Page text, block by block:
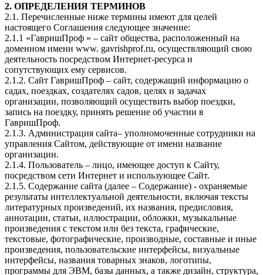
2. ОПРЕДЕЛЕНИЯ ТЕРМИНОВ
2.1. Перечисленные ниже термины имеют для целей
настоящего Соглашения следующее значение:
2.1.1 «ГавришПроф » – сайт общества, расположенный на
доменном имени www. gavrishprof.ru, осуществляющий свою
деятельность посредством Интернет-ресурса и
сопутствующих ему сервисов.
2.1.2. Сайт ГавришПроф – сайт, содержащий информацию о
садах, поездках, создателях садов, целях и задачах
организации, позволяющий осуществить выбор поездки,
запись на поездку, принять решение об участии в
ГавришПроф.
2.1.3. Администрация сайта– уполномоченные сотрудники на
управления Сайтом, действующие от имени название
организации.
2.1.4. Пользователь – лицо, имеющее доступ к Сайту,
посредством сети Интернет и использующее Сайт.
2.1.5. Содержание сайта (далее – Содержание) - охраняемые
результаты интеллектуальной деятельности, включая тексты
литературных произведений, их названия, предисловия,
аннотации, статьи, иллюстрации, обложки, музыкальные
произведения с текстом или без текста, графические,
текстовые, фотографические, производные, составные и иные
произведения, пользовательские интерфейсы, визуальные
интерфейсы, названия товарных знаков, логотипы,
программы для ЭВМ, базы данных, а также дизайн, структура,